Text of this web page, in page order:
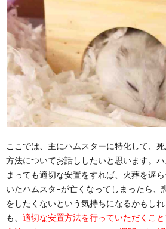
ここでは、主にハムスターに特化して、
方法についてお話ししたいと思います。
まっても適切な安置をすれば、火葬を遅
いたハムスタ−が亡くなってしまったら、
をしたくないという気持ちになるかもし
も、 適切な安置方法を行っていただくこと